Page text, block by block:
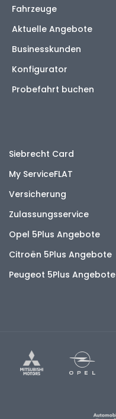
Fahrzeuge
Aktuelle Angebote
Businesskunden
Konfigurator
Probefahrt buchen
Siebrecht Card
My ServiceFLAT
Versicherung
Zulassungsservice
Opel 5Plus Angebote
Citroën 5Plus Angebote
Peugeot 5Plus Angebote